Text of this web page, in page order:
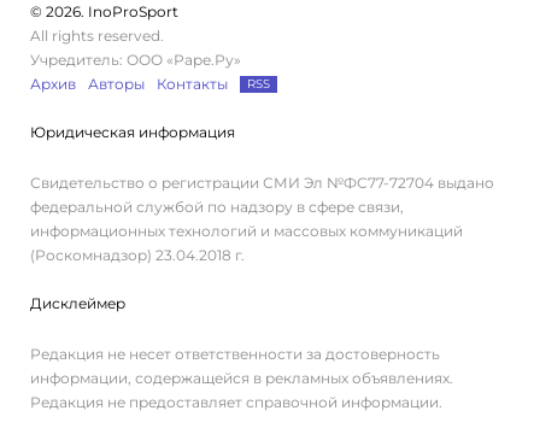
© 2026. InoProSport
All rights reserved.
Учредитель: ООО «Раре.Ру»
Архив
Авторы Контакты RSS
Юридическая информация
Свидетельство о регистрации СМИ Эл №ФС77-72704 выдано
федеральной службой по надзору в сфере связи,
информационных технологий и массовых коммуникаций
(Роскомнадзор) 23.04.2018 г.
Дисклеймер
Редакция не несет ответственности за достоверность
информации, содержащейся в рекламных объявлениях.
Редакция не предоставляет справочной информации.